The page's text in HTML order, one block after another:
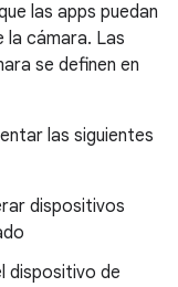
las apps puedan
cámara. Las
se definen en
las siguientes
dispositivos
dispositivo de